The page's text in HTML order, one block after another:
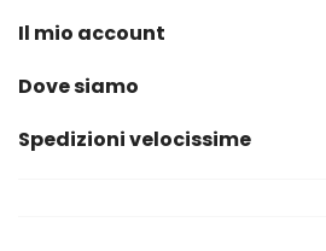
Il mio account
Dove siamo
Spedizioni velocissime